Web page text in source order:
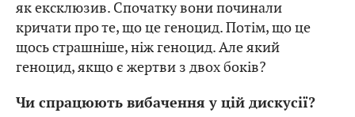
як ексклюзив. Спочатку вони починали
кричати про те, що це геноцид. Потім, що це
щось страшніше, ніж геноцид. Але який
геноцид, якщо є жертви з двох боків?
Чи спрацюють вибачення у цій дискусії?